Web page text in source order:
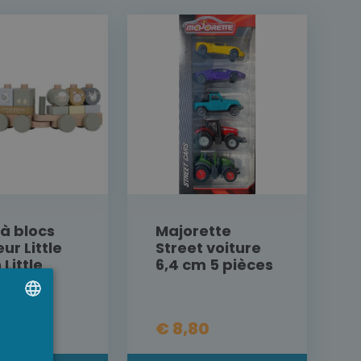
blocs
Little
Little
Majorette
Street voiture
6,4 cm 5 pièces
€ 8,80